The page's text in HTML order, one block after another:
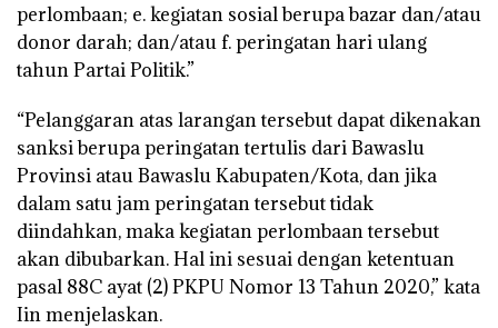
perlombaan; e. kegiatan sosial berupa bazar dan/atau
donor darah; dan/atau f. peringatan hari ulang
tahun Partai Politik.”
“Pelanggaran atas larangan tersebut dapat dikenakan
sanksi berupa peringatan tertulis dari Bawaslu
Provinsi atau Bawaslu Kabupaten/Kota, dan jika
dalam satu jam peringatan tersebut tidak
diindahkan, maka kegiatan perlombaan tersebut
akan dibubarkan. Hal ini sesuai dengan ketentuan
pasal 88C ayat (2) PKPU Nomor 13 Tahun 2020,” kata
Iin menjelaskan.